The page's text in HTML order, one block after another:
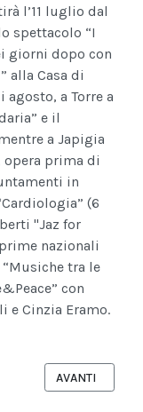
l’11 luglio dal
spettacolo “I
giorni dopo con
alla Casa di
a Torre a
e il
a Japigia
opera prima di
in
(6
"Jaz for
nazionali
tra le
con
e Cinzia Eramo.
- DE GREGORI
ARTICOLO
AVANTI